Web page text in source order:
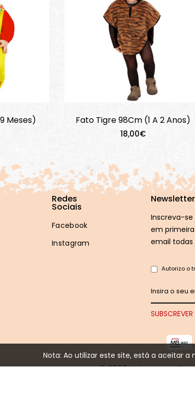
Nota: Ao utilizar este site, está a aceitar a
Meses) Fato Tigre 98Cm (1 A 2 Anos)
18,00€
Redes
Sociais
Facebook
Instagram
Newsletter
Inscreva-se
em
email todas
Autorizo o
© 2020Máscaras e